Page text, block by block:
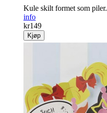
Kule skilt formet som piler.
info
kr149
Kjøp